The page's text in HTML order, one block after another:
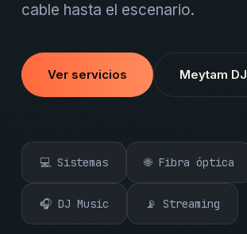
cable hasta el escenario.
Ver servicios Meytam DJ
💻 Sistemas 🌐 Fibra óptica
🎧 DJ Music 📡 Streaming